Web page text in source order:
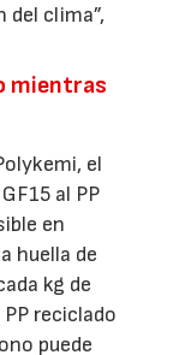
del clima”,
mientras
el
al PP
en
huella de
kg de
reciclado
puede